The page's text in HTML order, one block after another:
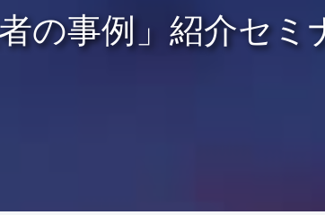
の事例」紹介セミ